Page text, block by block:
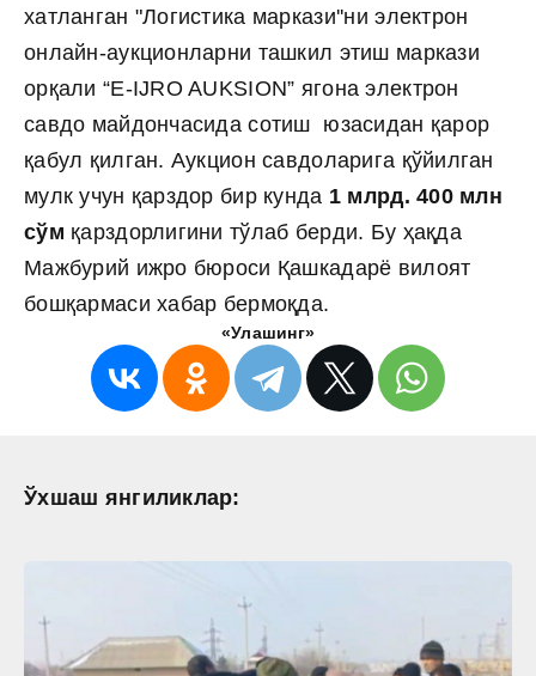
хатланган "Логистика маркази''ни электрон
онлайн-аукционларни ташкил этиш маркази
орқали “E-IJRO AUKSION” ягона электрон
савдо майдончасида сотиш юзасидан қарор
қабул қилган. Аукцион савдоларига қўйилган
мулк учун қарздор бир кунда 1 млрд. 400 млн
сўм қарздорлигини тўлаб берди. Бу ҳақда
Мажбурий ижро бюроси Қашкадарё вилоят
бошқармаси хабар бермоқда.
«Улашинг»
Ўхшаш янгиликлар: